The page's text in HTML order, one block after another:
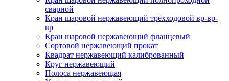
сварной
Кран шаровой нержавеющий трёхходовой вр-вр-
вр
Кран шаровой нержавеющий фланцевый
Сортовой нержавеющий прокат
Квадрат нержавеющий калиброванный
Круг нержавеющий
Полоса нержавеющая